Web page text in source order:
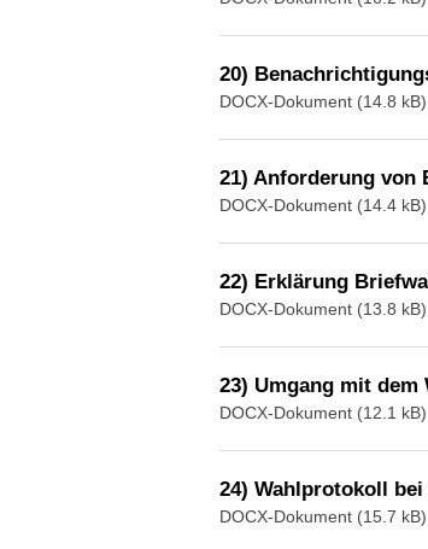
20)
DOCX-Dokument (14.8 kB)
21) Anforderung von
DOCX-Dokument (14.4 kB)
22) Erklärung
DOCX-Dokument (13.8 kB)
23) Umgang mit dem
DOCX-Dokument (12.1 kB)
24) Wahlprotokoll
DOCX-Dokument (15.7 kB)